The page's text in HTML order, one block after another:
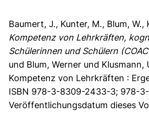
Baumert, J., Kunter, M., Blum, W.,
Kompetenz von Lehrkräften,
Schülerinnen und Schülern
und Blum, Werner und Klusmann,
Kompetenz von Lehrkräften :
ISBN 978-3-8309-2433-3; 978-
Veröffentlichungsdatum dieses